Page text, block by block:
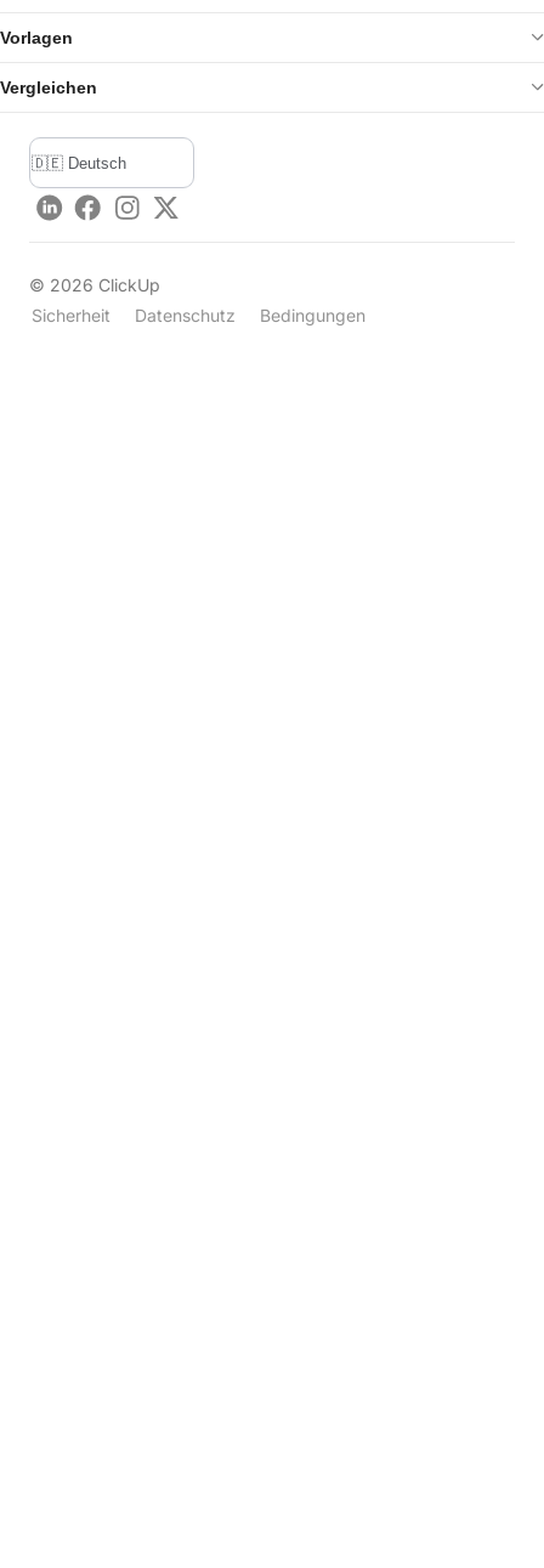
Vorlagen
Vergleichen
LinkedInFacebook
Instagram
Twitter
© 2026 ClickUp
Sicherheit
Datenschutz Bedingungen